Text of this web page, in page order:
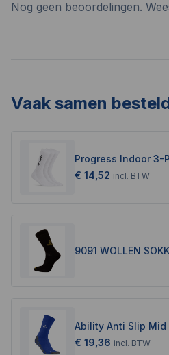
Nog geen beoordelingen.
Vaak samen
Progress Indoor 3-
€ 14,52 incl. BTW
9091 WOLLEN
Ability Anti Slip Mid
€ 19,36 incl. BTW